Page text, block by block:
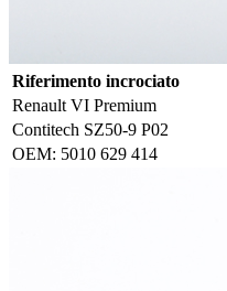
Riferimento incrociato
Renault VI Premium
Contitech SZ50-9 P02
OEM: 5010 629 414